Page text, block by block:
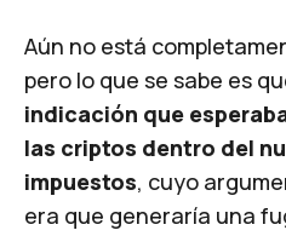
Aún no está
pero lo que se sabe es
indicación que
las criptos dentro del
impuestos, cuyo
era que generaría una